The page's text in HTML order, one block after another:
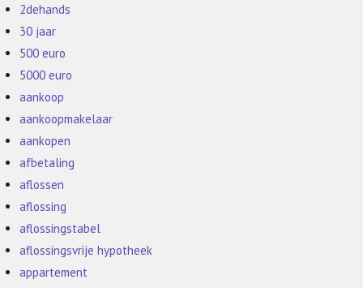
2dehands
30 jaar
500 euro
5000 euro
aankoop
aankoopmakelaar
aankopen
afbetaling
aflossen
aflossing
aflossingstabel
aflossingsvrije hypotheek
appartement